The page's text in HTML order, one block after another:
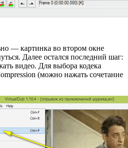
— картинка во втором окне
Далее остался последний шаг:
видео. Для выбора кодека
(можно нажать сочетание